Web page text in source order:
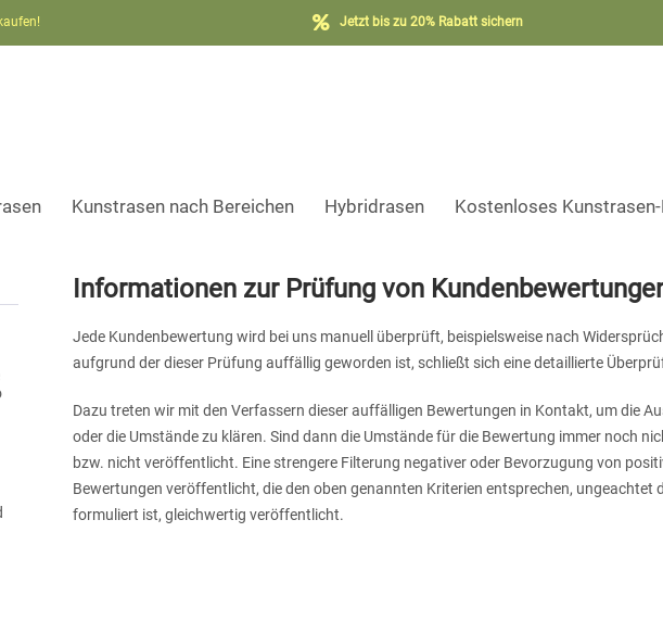
Jetzt bis zu 20% Rabatt sichern
Kunstrasen nach Bereichen Hybridrasen Kostenloses
Informationen zur Prüfung von
Jede Kundenbewertung wird bei uns manuell überprüft, beispielsweise nach
aufgrund der dieser Prüfung auffällig geworden ist, schließt sich eine detaillierte
Dazu treten wir mit den Verfassern dieser auffälligen Bewertungen in Kontakt, um die
oder die Umstände zu klären. Sind dann die Umstände für die Bewertung immer noch
bzw. nicht veröffentlicht. Eine strengere Filterung negativer oder Bevorzugung von
Bewertungen veröffentlicht, die den oben genannten Kriterien entsprechen, ungeachtet
formuliert ist, gleichwertig veröffentlicht.